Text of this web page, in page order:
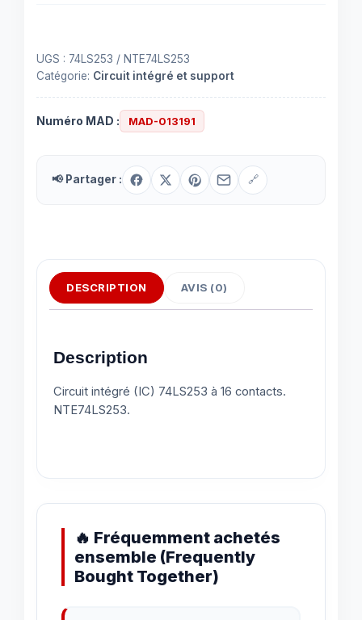
UGS : 74LS253 / NTE74LS253
Catégorie: Circuit intégré et support
Numéro MAD : MAD-013191
📢 Partager : 🔗
DESCRIPTION AVIS (0)
Description
Circuit intégré (IC) 74LS253 à 16 contacts.
NTE74LS253.
🔥 Fréquemment achetés
ensemble (Frequently
Bought Together)